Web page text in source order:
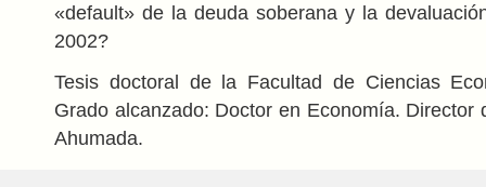
«default» de la deuda soberana y la
2002?
Tesis doctoral de la Facultad de Ciencias
Grado alcanzado: Doctor en Economía. Director
Ahumada.